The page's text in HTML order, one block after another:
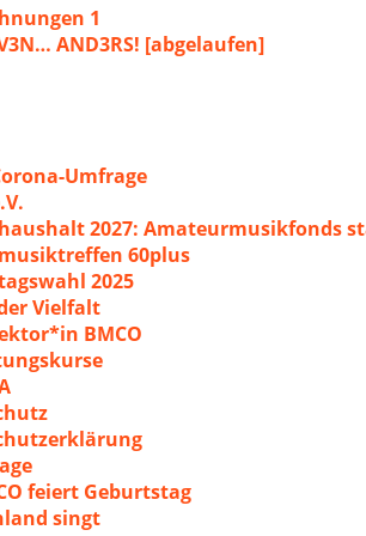
1
AND3RS! [abgelaufen]
Umfrage
2027: Amateurmusikfonds
60plus
2025
Vielfalt
BMCO
feiert Geburtstag
singt